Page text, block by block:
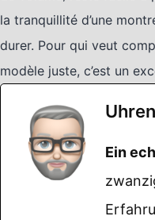
la tranquillité d’une
durer. Pour qui veut
modèle juste, c’est un
Ein